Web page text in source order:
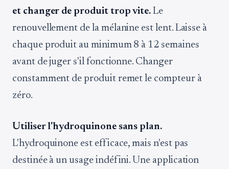
et changer de produit trop vite. Le
renouvellement de la mélanine est lent. Laisse à
chaque produit au minimum 8 à 12 semaines
avant de juger s'il fonctionne. Changer
constamment de produit remet le compteur à
zéro.
Utiliser l'hydroquinone sans plan.
L'hydroquinone est efficace, mais n'est pas
destinée à un usage indéfini. Une application